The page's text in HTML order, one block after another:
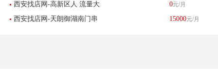
铺空转-已转让
西安找店网-高新区人 流量大
客源稳定串串店转让-已转让
0元/月
西安找店网-天朗御湖南门串 15000元/月